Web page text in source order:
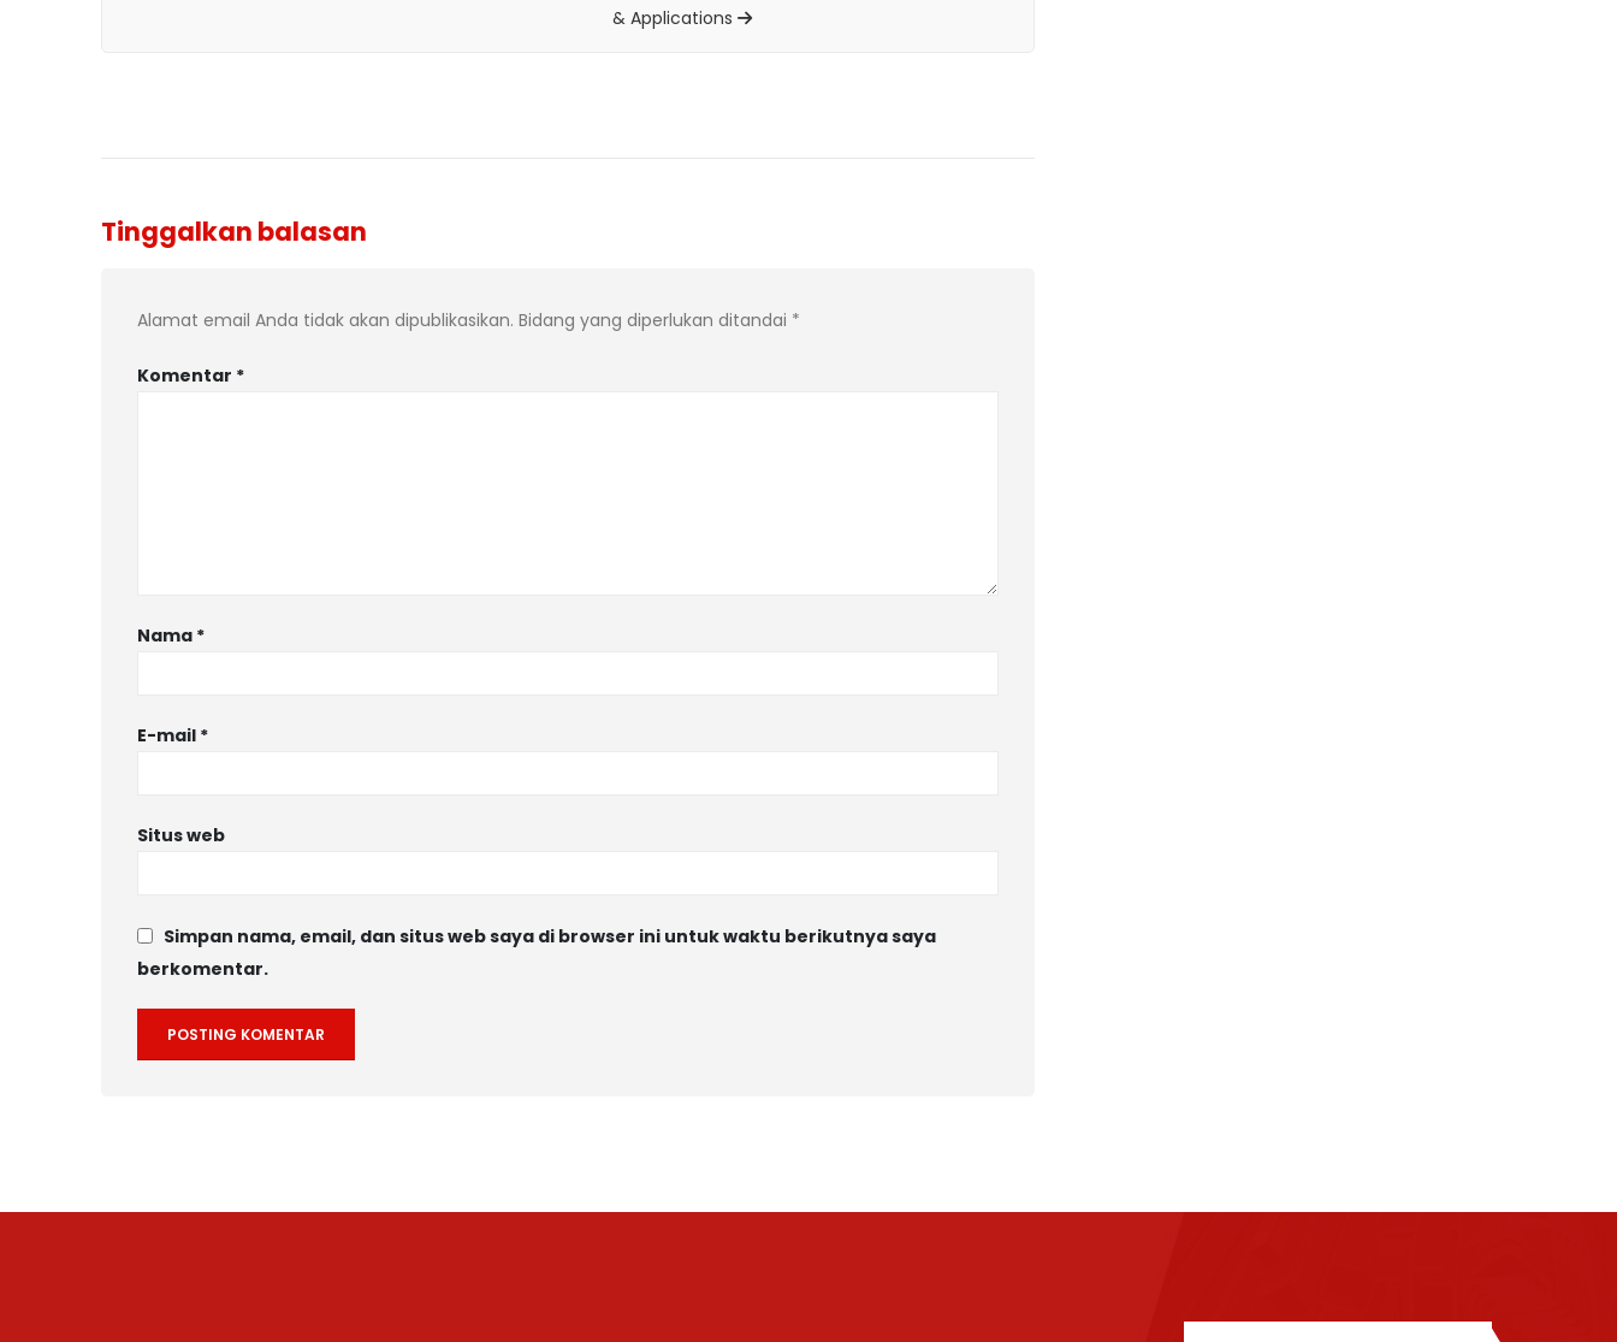
& Applications
Tinggalkan balasan
Alamat email Anda tidak akan dipublikasikan. Bidang yang diperlukan ditandai *
Komentar *
Nama *
E-mail *
Situs web
Simpan nama, email, dan situs web saya di browser ini untuk waktu berikutnya saya
berkomentar.